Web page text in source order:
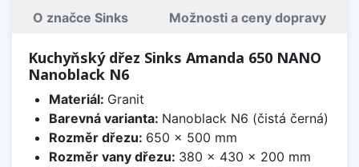
O značce Sinks Možnosti a ceny dopravy
Kuchyňský dřez Sinks Amanda 650 NANO
Nanoblack N6
Materiál: Granit
Barevná varianta: Nanoblack N6 (čistá černá)
Rozměr dřezu: 650 x 500 mm
Rozměr vany dřezu: 380 x 430 x 200 mm